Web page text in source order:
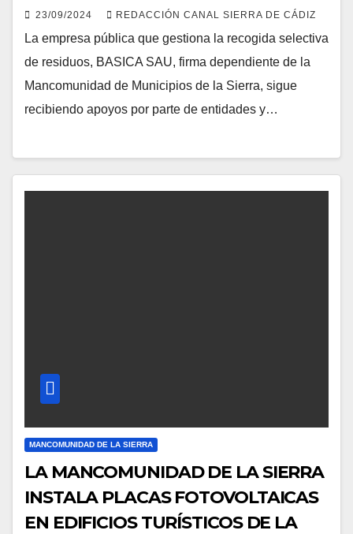
23/09/2024 REDACCIÓN CANAL SIERRA DE CÁDIZ
La empresa pública que gestiona la recogida selectiva
de residuos, BASICA SAU, firma dependiente de la
Mancomunidad de Municipios de la Sierra, sigue
recibiendo apoyos por parte de entidades y…
MANCOMUNIDAD DE LA SIERRA
LA MANCOMUNIDAD DE LA SIERRA
INSTALA PLACAS FOTOVOLTAICAS
EN EDIFICIOS TURÍSTICOS DE LA